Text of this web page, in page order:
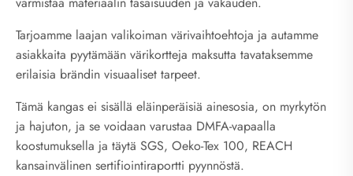
Tarjoamme laajan valikoiman värivaihtoehtoja ja autamme
asiakkaita pyytämään värikortteja maksutta tavataksemme
erilaisia brändin visuaaliset tarpeet.
Tämä kangas ei sisällä eläinperäisiä ainesosia, on myrkytön
ja hajuton, ja se voidaan varustaa DMFA-vapaalla
koostumuksella ja täytä SGS, Oeko-Tex 100, REACH
kansainvälinen sertifiointiraportti pyynnöstä.